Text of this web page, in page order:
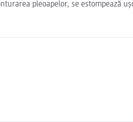
pleoapelor, se estompează